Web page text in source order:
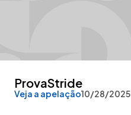
ProvaStride
Veja a apelação10/28/2025